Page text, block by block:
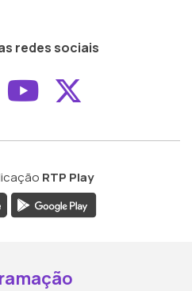
redes sociais
ao ao
Aceder ao
RTP Play